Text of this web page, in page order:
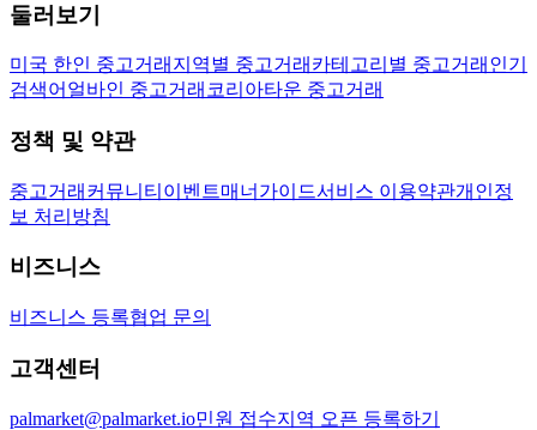
둘러보기
미국 한인 중고거래 지역별 중고거래 카테고리별 중고거래 인기
검색어 얼바인 중고거래 코리아타운 중고거래
정책 및 약관
중고거래 커뮤니티 이벤트매너가이드서비스 이용약관개인정
보 처리방침
비즈니스
비즈니스 등록협업 문의
고객센터
palmarket@palmarket.io민원 접수지역 오픈 등록하기